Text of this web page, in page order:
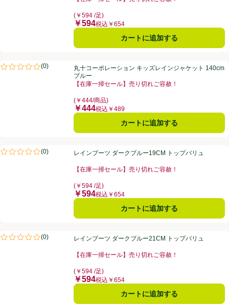
(￥594 /足)
価格
￥594税込￥654
カートに追加する
丸十コーポレーション キッズレインジャケット 140cm ブルー
(0)
評価は0件のレビューで5点中0.0点。丸十コーポレーション キッズレインジャケット 140cm
ブルー
【在庫一掃セール】売り切れご容赦！
(￥444/商品)
価格
￥444税込￥489
カートに追加する
レインブーツ ダークブルー19CM トップバリュ
(0)
評価は0件のレビューで5点中0.0点。レインブーツ ダークブルー19CM トップバリュ
【在庫一掃セール】売り切れご容赦！
(￥594 /足)
価格
￥594税込￥654
カートに追加する
レインブーツ ダークブルー21CM トップバリュ
(0)
評価は0件のレビューで5点中0.0点。レインブーツ ダークブルー21CM トップバリュ
【在庫一掃セール】売り切れご容赦！
(￥594 /足)
価格
￥594税込￥654
カートに追加する